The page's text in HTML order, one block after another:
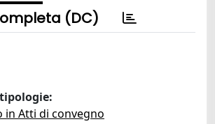
(DC)
in Atti di convegno